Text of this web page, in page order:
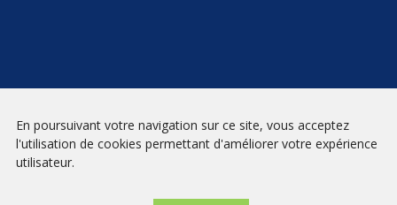
NEWSLETTER
En poursuivant votre navigation sur ce site, vous acceptez
l'utilisation de cookies permettant d'améliorer votre expérience
utilisateur.